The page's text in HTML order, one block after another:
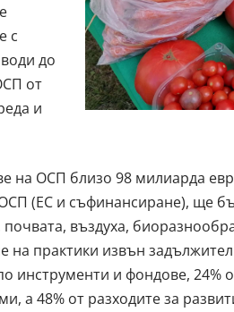
с
до
от
и
на ОСП близо 98 милиарда
(ЕС и съфинансиране), ще
почвата, въздуха,
на практики извън
инструменти и фондове, 24%
а 48% от разходите за